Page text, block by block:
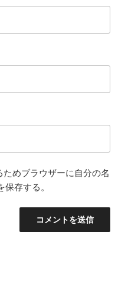
めブラウザーに自分の名
存する。